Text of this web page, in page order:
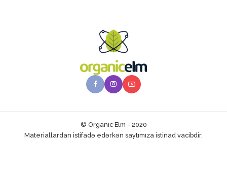
© Organic Elm - 2020
Materiallardan istifadə edərkən saytımıza istinad vacibdir.